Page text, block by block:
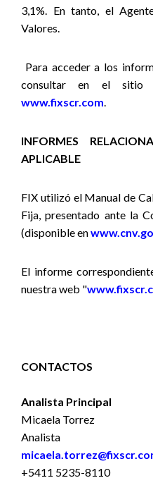
3,1%. En tanto, el
Valores.
Para acceder a los
consultar en el sitio
www.fixscr.com.
INFORMES
APLICABLE
FIX utilizó el Manual de
Fija,presentado ante la
(disponible en
El informe
nuestra web "
CONTACTOS
Analista Principal
Micaela Torrez
Analista
+5411 5235-8110